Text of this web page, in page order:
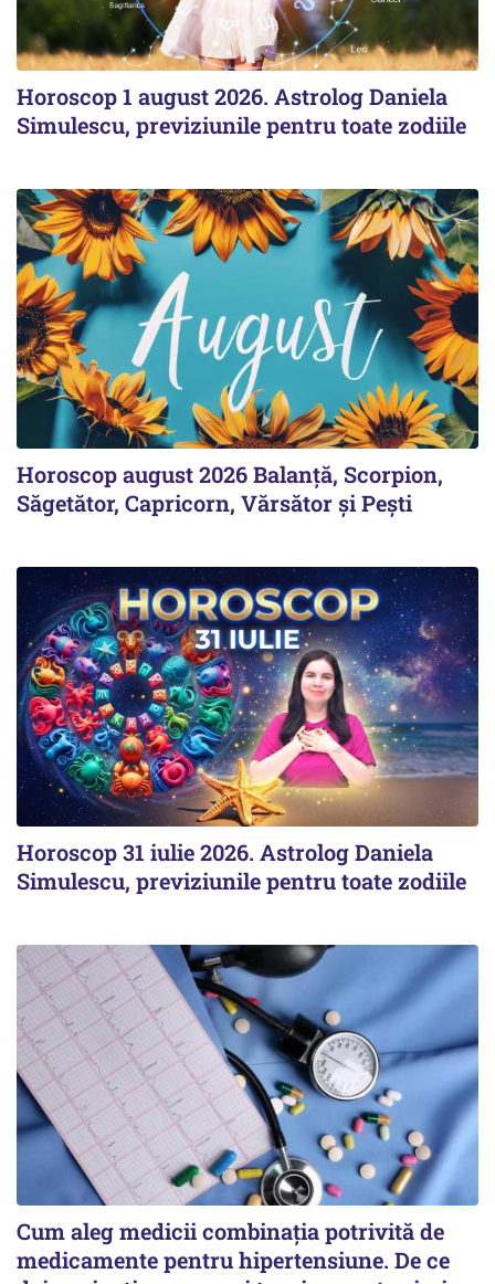
Horoscop 1 august 2026. Astrolog Daniela
Simulescu, previziunile pentru toate zodiile
Horoscop august 2026 Balanță, Scorpion,
Săgetător, Capricorn, Vărsător și Pești
Horoscop 31 iulie 2026. Astrolog Daniela
Simulescu, previziunile pentru toate zodiile
Cum aleg medicii combinația potrivită de
medicamente pentru hipertensiune. De ce